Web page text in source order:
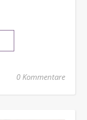
0 Kommentare